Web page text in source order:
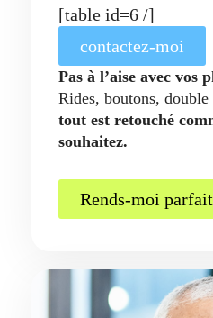
[table id=6 /]
contactez-moi
Pas à l’aise avec vos
Rides, boutons,
tout est retouché
souhaitez.
Rends-moi